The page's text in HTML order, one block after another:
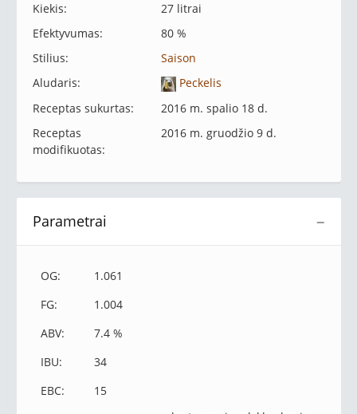
Kiekis:
27 litrai
Efektyvumas:
80 %
Stilius:
Saison
Aludaris:
Peckelis
Receptas sukurtas:
2016 m. spalio 18 d.
Receptas
modifikuotas:
2016 m. gruodžio 9 d.
−
Parametrai
OG:
1.061
FG:
1.004
ABV:
7.4 %
IBU:
34
EBC:
15